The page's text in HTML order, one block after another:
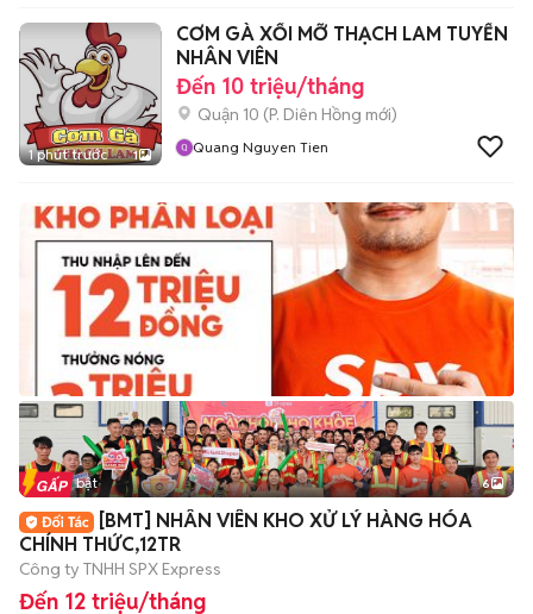
1 phút trước 1
CƠM GÀ XỐI MỠ THẠCH LAM TUYỂN
NHÂN VIÊN
Đến 10 triệu/tháng
Quận 10 (P. Diên Hồng mới)
Quang Nguyen Tien
+2
Tin nổi bật 6
[BMT] NHÂN VIÊN KHO XỬ LÝ HÀNG HÓA
CHÍNH THỨC,12TR
Công ty TNHH SPX Express
Đến 12 triệu/tháng